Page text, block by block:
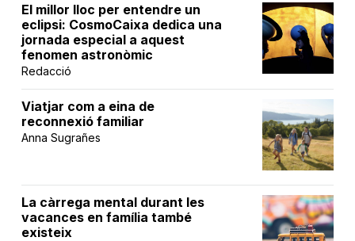
El millor lloc per entendre un
eclipsi: CosmoCaixa dedica una
jornada especial a aquest
fenomen astronòmic
Redacció
Viatjar com a eina de
reconnexió familiar
Anna Sugrañes
La càrrega mental durant les
vacances en família també
existeix